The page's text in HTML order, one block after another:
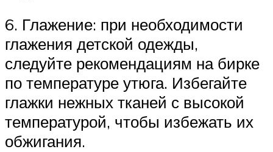
6. Глажение: при необходимости
глажения детской одежды,
следуйте рекомендациям на бирке
по температуре утюга. Избегайте
глажки нежных тканей с высокой
температурой, чтобы избежать их
обжигания.